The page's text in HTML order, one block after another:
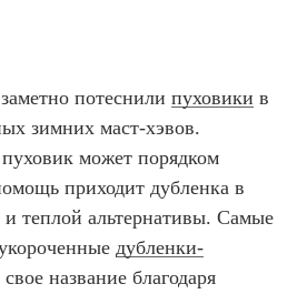
потеснили пуховики в
зимних маст-хэвов.
пуховик может порядком
приходит дубленка в
и теплой альтернативы. Самые
дубленки-
название благодаря